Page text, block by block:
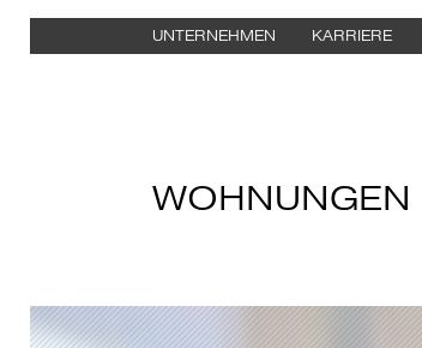
UNTERNEHMEN KARRIERE
WOHNUNGEN